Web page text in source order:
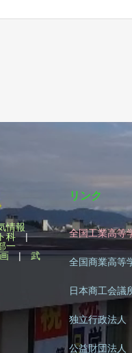
情報
科|
一
| 武
リンク
全国工業高等
全国商業高等
日本商工会
独立行政法
公益財団法